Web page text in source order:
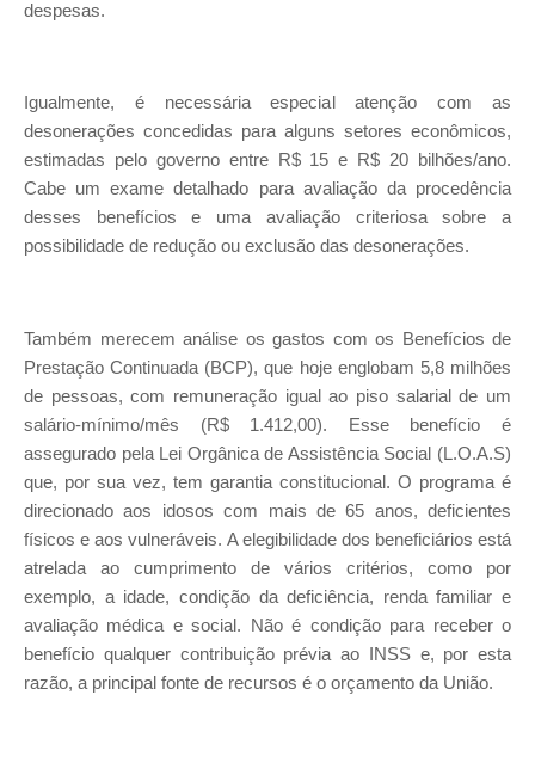
despesas.
Igualmente, é necessária especial atenção com as
desonerações concedidas para alguns setores econômicos,
estimadas pelo governo entre R$ 15 e R$ 20 bilhões/ano.
Cabe um exame detalhado para avaliação da procedência
desses benefícios e uma avaliação criteriosa sobre a
possibilidade de redução ou exclusão das desonerações.
Também merecem análise os gastos com os Benefícios de
Prestação Continuada (BCP), que hoje englobam 5,8 milhões
de pessoas, com remuneração igual ao piso salarial de um
salário-mínimo/mês (R$ 1.412,00). Esse benefício é
assegurado pela Lei Orgânica de Assistência Social (L.O.A.S)
que, por sua vez, tem garantia constitucional. O programa é
direcionado aos idosos com mais de 65 anos, deficientes
físicos e aos vulneráveis. A elegibilidade dos beneficiários está
atrelada ao cumprimento de vários critérios, como por
exemplo, a idade, condição da deficiência, renda familiar e
avaliação médica e social. Não é condição para receber o
benefício qualquer contribuição prévia ao INSS e, por esta
razão, a principal fonte de recursos é o orçamento da União.